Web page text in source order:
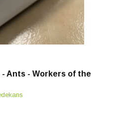
- Ants - Workers of the